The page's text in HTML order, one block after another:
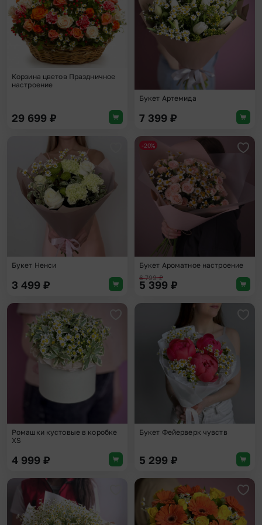
Корзина цветов Праздничное
настроение
29 699 ₽
Букет Артемида
7 399 ₽
Добавить в избранное
Букет Ненси
3 499 ₽
-20%
Букет Ароматное настроение
6 799₽
5 399 ₽
Добавить в избранное
Ромашки кустовые в коробке
XS
4 999 ₽
Букет Фейерверк чувств
5 299 ₽
Добавить в избранное